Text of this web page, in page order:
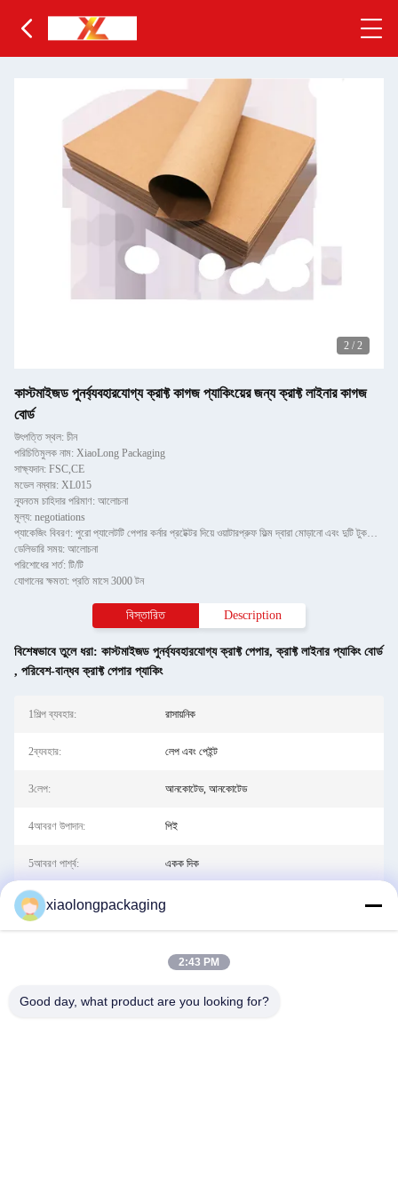
2 / 2
কাস্টমাইজড পুনর্ব্যবহারযোগ্য ক্রাফ্ট কাগজ প্যাকিংয়ের জন্য ক্রাফ্ট লাইনার কাগজ
বোর্ড
উৎপত্তি স্থল: চীন
পরিচিতিমুলক নাম: XiaoLong Packaging
সাক্ষ্যদান: FSC,CE
মডেল নম্বার: XL015
ন্যূনতম চাহিদার পরিমাণ: আলোচনা
মূল্য: negotiations
প্যাকেজিং বিবরণ: পুরো প্যালেটটি পেপার কর্নার প্রটেক্টর দিয়ে ওয়াটারপ্রুফ ফিল্ম দ্বারা মোড়ানো এবং দুটি টুকরো টিলের স
ডেলিভারি সময়: আলোচনা
পরিশোধের শর্ত: টি/টি
যোগানের ক্ষমতা: প্রতি মাসে 3000 টন
বিস্তারিত Description
বিশেষভাবে তুলে ধরা: কাস্টমাইজড পুনর্ব্যবহারযোগ্য ক্রাফ্ট পেপার,ক্রাফ্ট লাইনার প্যাকিং বোর্ড
, পরিবেশ-বান্ধব ক্রাফ্ট পেপার প্যাকিং
1শিল্প ব্যবহার: রাসায়নিক
2ব্যবহার: লেপ এবং পেইন্ট
3লেপ: আনকোটেড, আনকোটেড
4আবরণ উপাদান: পিই
5আবরণ পার্শ্ব: একক দিক
6সামঞ্জস্যপূর্ণ মুদ্রণ: অফসেট মুদ্রণ
xiaolongpackaging
2:43 PM
Good day, what product are you looking for?